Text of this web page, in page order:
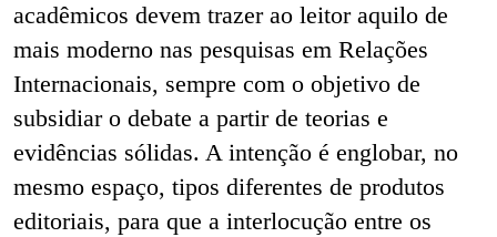
acadêmicos devem trazer ao leitor aquilo de
mais moderno nas pesquisas em Relações
Internacionais, sempre com o objetivo de
subsidiar o debate a partir de teorias e
evidências sólidas. A intenção é englobar, no
mesmo espaço, tipos diferentes de produtos
editoriais, para que a interlocução entre os